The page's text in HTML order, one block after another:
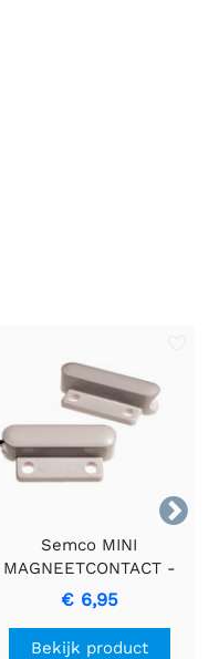

Semco MINI
MAGNEETCONTACT -
Compact en Veilig
Bewakingsapparaat
€ 6,95
Bekijk product